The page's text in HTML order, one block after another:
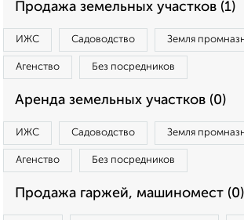
Продажа земельных участков (1)
ИЖС Садоводство Земля
Агенство Без посредников
Аренда земельных участков (0)
ИЖС Садоводство Земля
Агенство Без посредников
Продажа гаржей, машиномест (0)